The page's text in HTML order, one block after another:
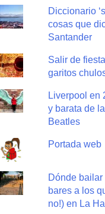
Diccionario
cosas que
Santander
Salir de
garitos
Liverpool en
y barata de
Beatles
Portada web
Dónde
bares a los
no!) en La